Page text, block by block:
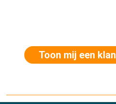
Toon mij een